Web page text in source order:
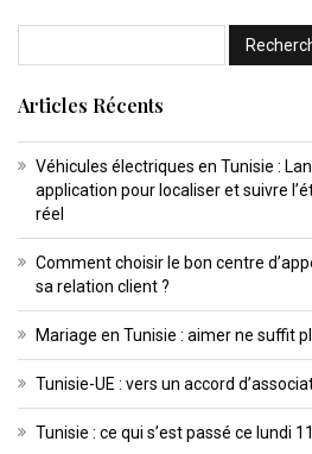
Articles Récents
Véhicules électriques en Tunisie :
application pour localiser et suivre
réel
Comment choisir le bon centre
sa relation client ?
Mariage en Tunisie : aimer ne suffit
Tunisie-UE : vers un accord
Tunisie : ce qui s’est passé ce lundi